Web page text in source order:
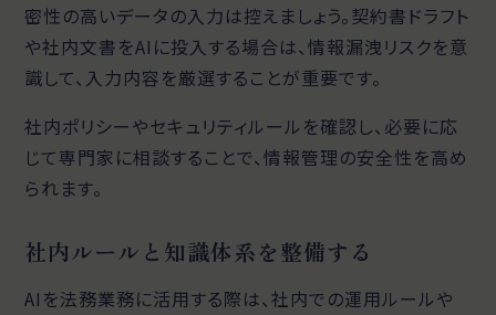
密性の高いデータの入力は控えましょう。契約書ドラフト
や社内文書をAIに投入する場合は、情報漏洩リスクを意
識して、入力内容を厳選することが重要です。
社内ポリシーやセキュリティルールを確認し、必要に応
じて専門家に相談することで、情報管理の安全性を高め
られます。
社内ルールと知識体系を整備する
AIを法務業務に活用する際は、社内での運用ルールや